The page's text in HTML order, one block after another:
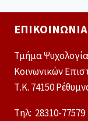
ΕΠΙΚΟΙΝΩΝΊΑ
Τμήμα
Κοινωνικών
Τ.Κ. 74150
Tηλ: 28310-77579